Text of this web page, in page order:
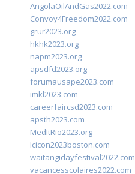
AngolaOilAndGas2022.com
Convoy4Freedom2022.com
grur2023.org
hkhk2023.org
napm2023.org
apsdfd2023.org
forumausape2023.com
imkl2023.com
careerfaircsd2023.com
apsth2023.com
MedItRio2023.org
lcicon2023boston.com
waitangidayfestival2022.com
vacancesscolaires2022.com